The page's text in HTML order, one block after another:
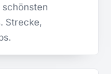
Strecke,